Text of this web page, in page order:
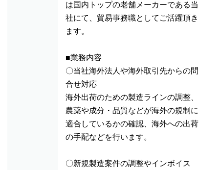
は国内トップの老舗メーカーである当
社にて、貿易事務職としてご活躍頂き
ます。
■業務内容
〇当社海外法人や海外取引先からの問
合せ対応
海外出荷のための製造ラインの調整、
農薬や成分・品質などが海外の規制に
適合しているかの確認、海外への出荷
の手配などを行います。
〇新規製造案件の調整やインボイス